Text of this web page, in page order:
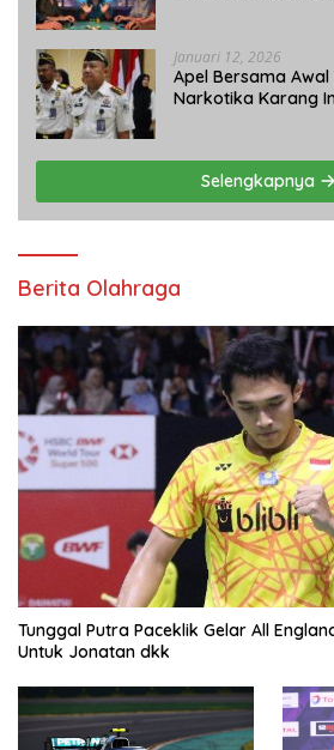
Januari 12, 2026
Apel Bersama
Narkotika Karang
Selengkapnya
Berita Olahraga
Tunggal Putra Paceklik Gelar All
Untuk Jonatan dkk